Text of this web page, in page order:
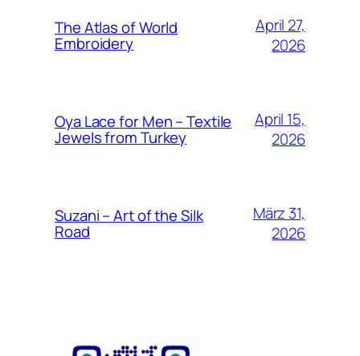
The Atlas of World
Embroidery
April 27,
2026
Oya Lace for Men – Textile
Jewels from Turkey
April 15,
2026
Suzani – Art of the Silk
Road
März 31,
2026